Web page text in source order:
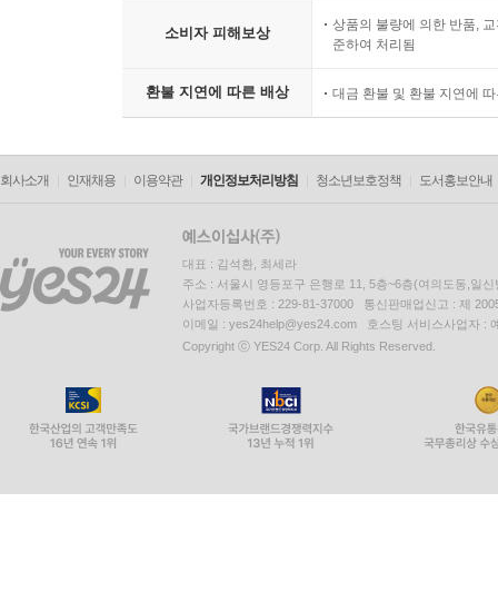
소비자 피해보상
상품의 불량에 의한 반품,
준하여 처리됨
환불 지연에 따른 배상 대금 환불 및 환불 지연에
회사소개 인재채용 이용약관 개인정보처리방침 청소년보호정책 도서홍보안내
대표 : 김석환, 최세라
주소 : 서울시 영등포구 은행로 11, 5층~6층(여의도동,일신
사업자등록번호 : 229-81-37000 통신판매업신고 : 제
이메일 : yes24help@yes24.com 호스팅 서비스사업자 :
Copyright ⓒ YES24 Corp. All Rights Reserved.